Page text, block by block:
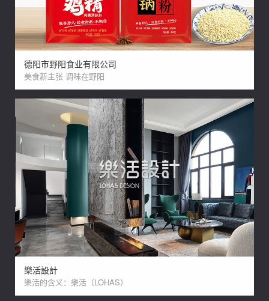
德阳市野阳食业有限公司
美食新主张 调味在野阳
樂活設計
樂活的含义：樂活（LOHAS）